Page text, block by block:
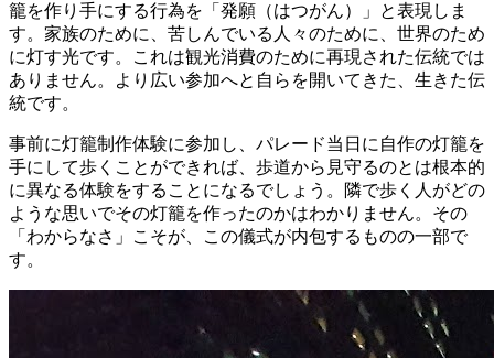
籠を作り手にする行為を「発願（はつがん）」と表現しま
す。家族のために、苦しんでいる人々のために、世界のため
に灯す光です。これは観光消費のために再現された伝統では
ありません。より広い参加へと自らを開いてきた、生きた伝
統です。
事前に灯籠制作体験に参加し、パレード当日に自作の灯籠を
手にして歩くことができれば、歩道から見守るのとは根本的
に異なる体験をすることになるでしょう。隣で歩く人がどの
ような思いでその灯籠を作ったのかはわかりません。その
「わからなさ」こそが、この儀式が内包するものの一部で
す。